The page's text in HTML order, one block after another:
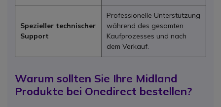
Spezieller technischer
Support
Professionelle Unterstützung
während des gesamten
Kaufprozesses und nach
dem Verkauf.
Warum sollten Sie Ihre Midland
Produkte bei Onedirect bestellen?